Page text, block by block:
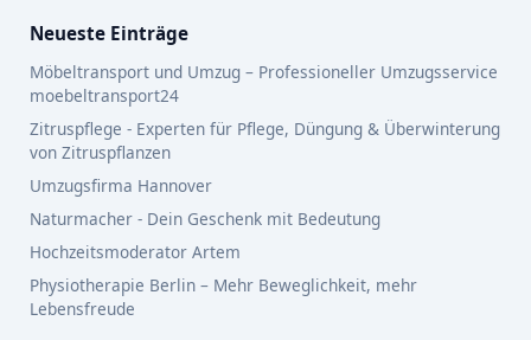
Neueste Einträge
Möbeltransport und Umzug – Professioneller Umzugsservice
moebeltransport24
Zitruspflege - Experten für Pflege, Düngung & Überwinterung
von Zitruspflanzen
Umzugsfirma Hannover
Naturmacher - Dein Geschenk mit Bedeutung
Hochzeitsmoderator Artem
Physiotherapie Berlin – Mehr Beweglichkeit, mehr
Lebensfreude